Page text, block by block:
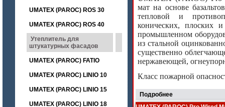
UMATEX (PAROC) ROS 30
UMATEX (PAROC) ROS 40
Утеплитель для
штукатурных фасадов
UMATEX (PAROC) FATIO
UMATEX (PAROC) LINIO 10
UMATEX (PAROC) LINIO 15
UMATEX (PAROC) LINIO 18
мат на основе
тепловой и
конических, плоских
промышленном
из стальной
существенно
нержавеющей,
Класс пожарной
Подробнее